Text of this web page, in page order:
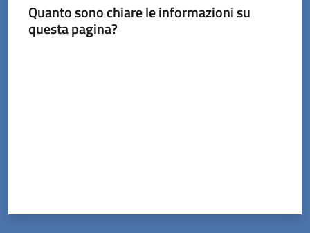
Quanto sono chiare le informazioni su
questa pagina?